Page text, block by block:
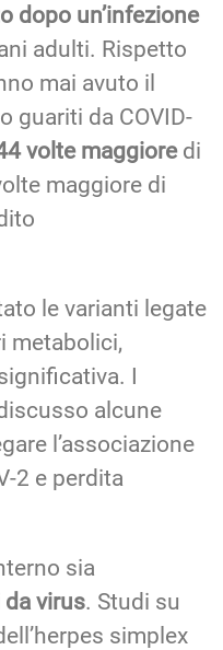
dopo un’infezione
adulti. Rispetto
mai avuto il
guariti da COVID-
volte maggioredi
maggiore di
le varianti legate
metabolici,
I
alcune
l’associazione
2 e perdita
sia
virus. Studi su
simplex